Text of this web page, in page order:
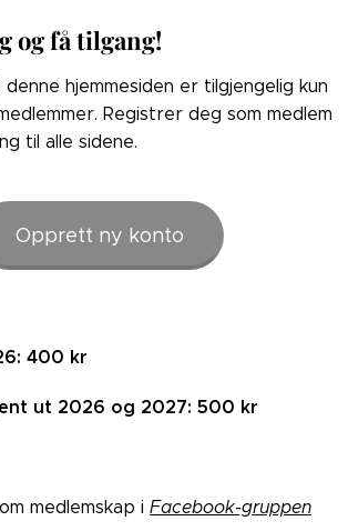
og få tilgang!
hjemmesiden er tilgjengelig kun
Registrer deg som medlem
til alle sidene.
Opprett ny konto
400 kr
ut 2026 og 2027: 500 kr
medlemskap i Facebook-gruppen